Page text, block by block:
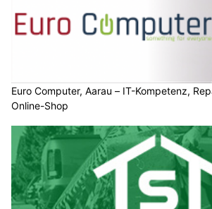
Euro Computer, Aarau – IT-Kompetenz,
Online-Shop